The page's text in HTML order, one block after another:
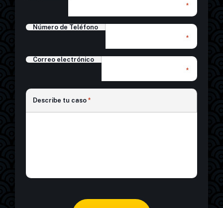
*
Número de Teléfono
*
Correo electrónico
*
Describe tu caso *